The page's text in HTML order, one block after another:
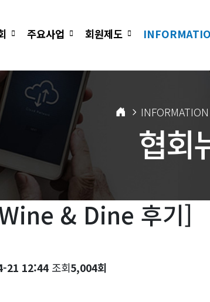
주요사업 회원제도
INFORMATION
협회
& Dine 후기]
21 12:44 조회5,004회